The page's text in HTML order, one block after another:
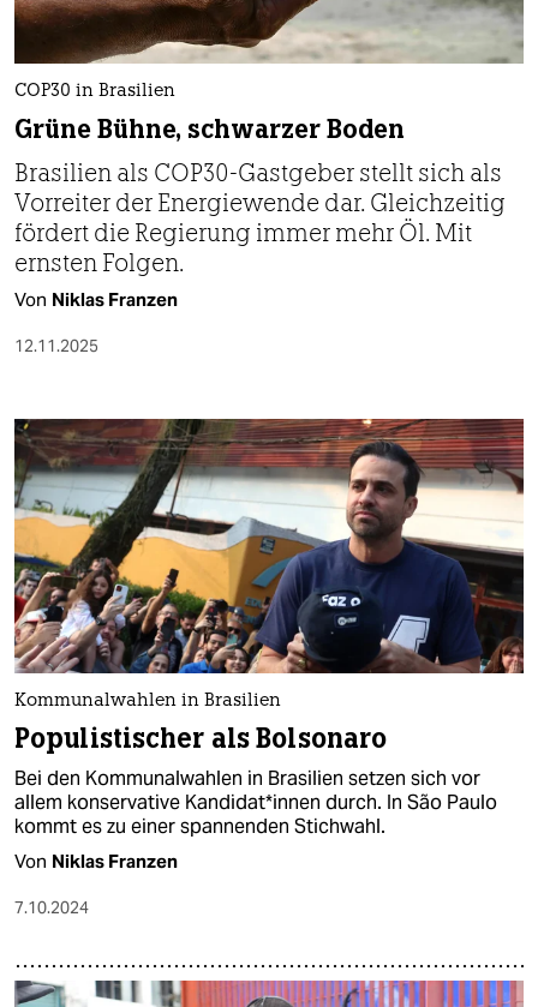
nord
verlag
verlag
veranstaltungen
shop
fragen & hilfe
abo
genossenschaft
epaper login
COP30 in Brasilien
Grüne Bühne, schwarzer Boden
Brasilien als COP30-Gastgeber stellt sich als
Vorreiter der Energiewende dar. Gleichzeitig
fördert die Regierung immer mehr Öl. Mit
ernsten Folgen.
Von Niklas Franzen
12.11.2025
Kommunalwahlen in Brasilien
Populistischer als Bolsonaro
Bei den Kommunalwahlen in Brasilien setzen sich vor
allem konservative Kan­di­da­t*in­nen durch. In São Paulo
kommt es zu einer spannenden Stichwahl.
Von Niklas Franzen
7.10.2024